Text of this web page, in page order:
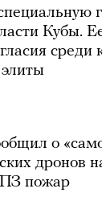
Кубы.
среди
о
дронов
пожар